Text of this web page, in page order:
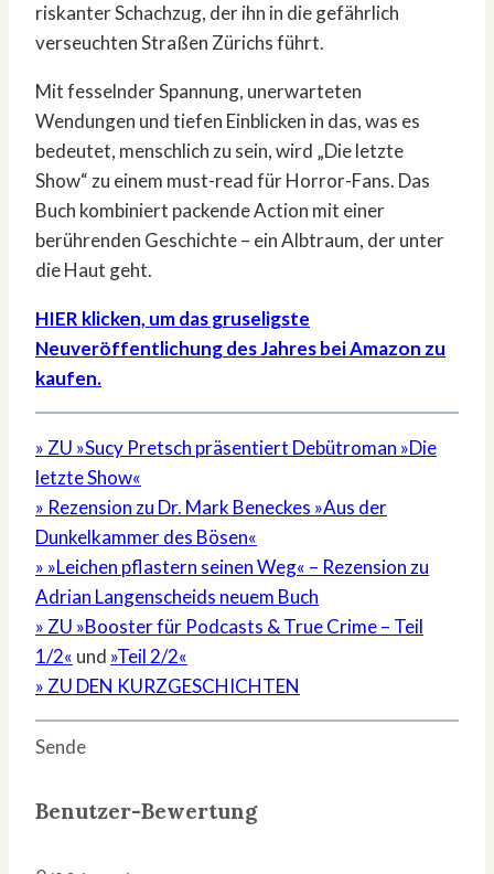
riskanter Schachzug, der ihn in die gefährlich
verseuchten Straßen Zürichs führt.
Mit fesselnder Spannung, unerwarteten
Wendungen und tiefen Einblicken in das, was es
bedeutet, menschlich zu sein, wird „Die letzte
Show“ zu einem must-read für Horror-Fans. Das
Buch kombiniert packende Action mit einer
berührenden Geschichte – ein Albtraum, der unter
die Haut geht.
HIER klicken, um das gruseligste
Neuveröffentlichung des Jahres bei Amazon zu
kaufen.
» ZU »Sucy Pretsch präsentiert Debütroman »Die
letzte Show«
» Rezension zu Dr. Mark Beneckes »Aus der
Dunkelkammer des Bösen«
» »Leichen pflastern seinen Weg« – Rezension zu
Adrian Langenscheids neuem Buch
» ZU »Booster für Podcasts & True Crime – Teil
1/2« und »Teil 2/2«
» ZU DEN KURZGESCHICHTEN
Sende
Benutzer-Bewertung